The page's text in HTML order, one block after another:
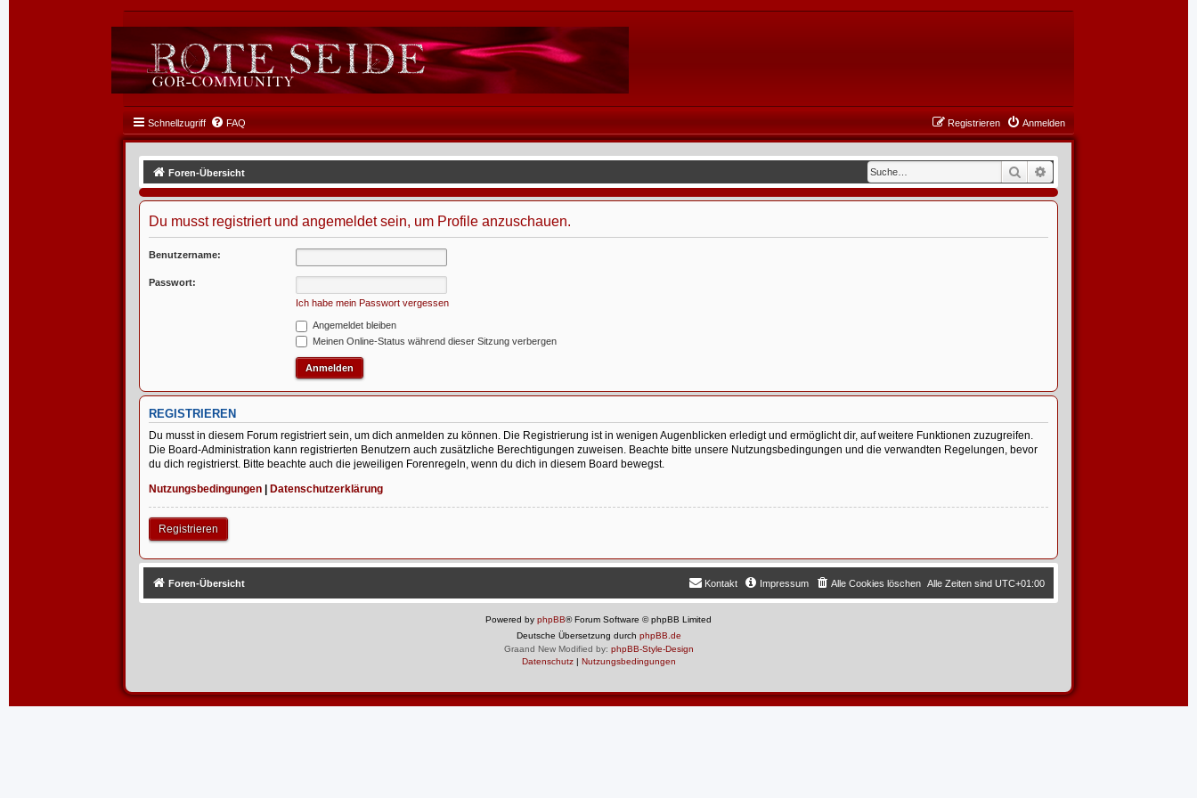
Schnellzugriff FAQ Anmelden
Registrieren
Suche
Foren-Übersicht
Du musst registriert und angemeldet sein, um Profile anzuschauen.
Benutzername:
Passwort:
Ich habe mein Passwort vergessen
Angemeldet bleiben
Meinen Online-Status während dieser Sitzung verbergen
REGISTRIEREN
Du musst in diesem Forum registriert sein, um dich anmelden zu können. Die Registrierung ist in wenigen Augenblicken erledigt und ermöglicht dir, auf weitere Funktionen zuzugreifen.
Die Board-Administration kann registrierten Benutzern auch zusätzliche Berechtigungen zuweisen. Beachte bitte unsere Nutzungsbedingungen und die verwandten Regelungen, bevor
du dich registrierst. Bitte beachte auch die jeweiligen Forenregeln, wenn du dich in diesem Board bewegst.
Nutzungsbedingungen| Datenschutzerklärung
Registrieren
Foren-Übersicht Alle Zeiten sindUTC+01:00
Alle Cookies löschen
Impressum
Kontakt
Powered by phpBB® Forum Software © phpBB Limited
Deutsche Übersetzung durch phpBB.de
Graand New Modified by: phpBB-Style-Design
Datenschutz| Nutzungsbedingungen